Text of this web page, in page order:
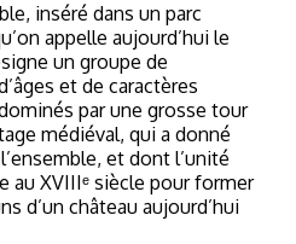
inséré dans un parc
appelle aujourd’hui le
un groupe de
et de caractères
par une grosse tour
médiéval, qui a donné
et dont l’unité
au XVIIIᵉ siècle pour former
d’un château aujourd’hui